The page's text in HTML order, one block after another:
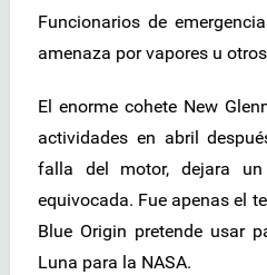
Funcionarios de
amenaza por vapores u
El enorme cohete New
actividades en abril
falla del motor, dejara
equivocada. Fue apenas el
Blue Origin pretende usar
Luna para la NASA.